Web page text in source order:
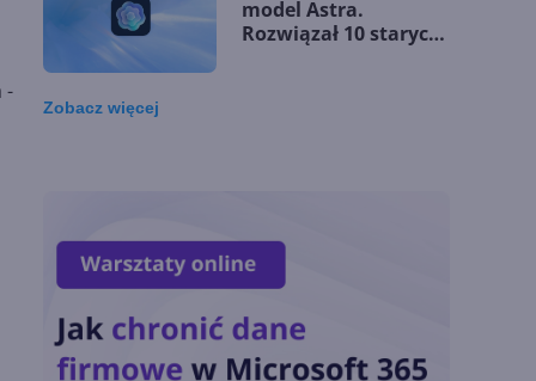
-
model Astra.
Rozwiązał 10 starych
Lista zmian w
Microsoft 365 Copilot.
Podsumowanie lipca
2026
Zobaczwięcej